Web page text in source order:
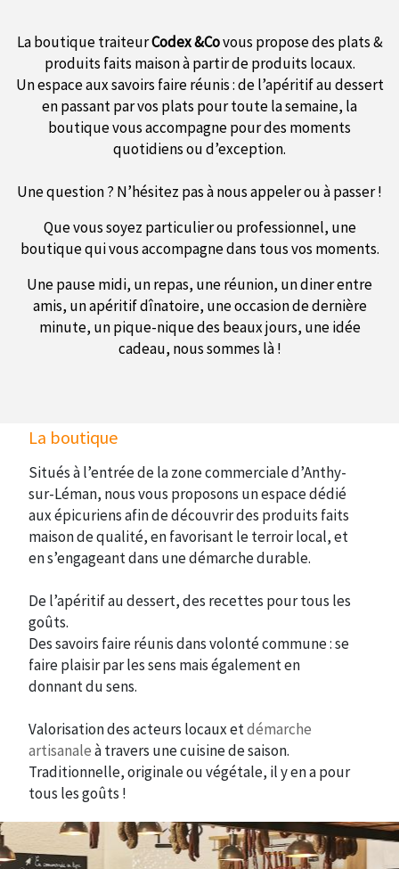
La boutique traiteurCodex &Covous propose des plats &
produits faits maison à partir de produits locaux.
Un espace aux savoirs faire réunis : de l’apéritif au dessert
en passant par vos plats pour toute la semaine, la
boutique vous accompagne pour des moments
quotidiens ou d’exception.
Une question ? N’hésitez pas à nous appeler ou à passer !
Que vous soyez particulier ou professionnel, une
boutique qui vous accompagne dans tous vos moments.
Une pause midi, un repas, une réunion, un diner entre
amis, un apéritif dînatoire, une occasion de dernière
minute, un pique-nique des beaux jours, une idée
cadeau, nous sommes là !
La boutique
Situés à l’entrée de la zone commerciale d’Anthy-
sur-Léman, nous vous proposons un espace dédié
aux épicuriens afin de découvrir des produits faits
maison de qualité, en favorisant le terroir local, et
en s’engageant dans une démarche durable.
De l’apéritif au dessert, des recettes pour tous les
goûts.
Des savoirs faire réunis dans volonté commune : se
faire plaisir par les sens mais également en
donnant du sens.
Valorisation des acteurs locaux etdémarche
artisanaleà travers une cuisine de saison.
Traditionnelle, originale ou végétale, il y en a pour
tous les goûts !